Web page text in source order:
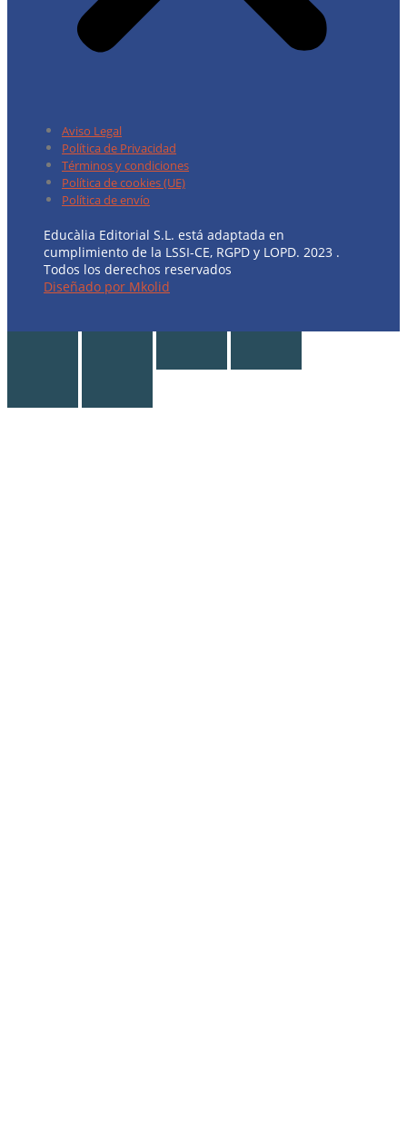
Aviso Legal
Política de Privacidad
Términos y condiciones
Política de cookies (UE)
Política de envío
Educàlia Editorial S.L. está adaptada en
cumplimiento de la LSSI-CE, RGPD y LOPD. 2023 .
Todos los derechos reservados
Diseñado por Mkolid